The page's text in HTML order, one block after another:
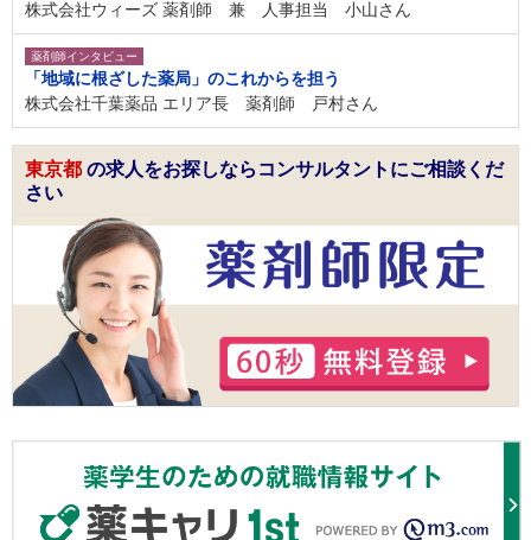
株式会社ウィーズ 薬剤師 兼 人事担当 小山さん
薬剤師インタビュー
「地域に根ざした薬局」のこれからを担う
株式会社千葉薬品 エリア長 薬剤師 戸村さん
東京都 の求人をお探しならコンサルタントにご相談くだ
さい